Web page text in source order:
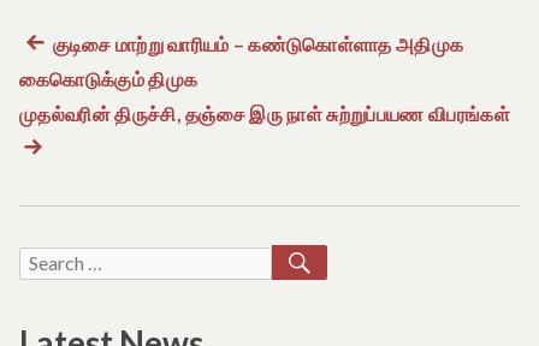
Post
navigation
Previous
post:
குடிசை மாற்று வாரியம் – கண்டுகொள்ளாத அதிமுக
கைகொடுக்கும் திமுக
முதல்வரின் திருச்சி, தஞ்சை இரு நாள் சுற்றுப்பயண விபரங்கள்
Search